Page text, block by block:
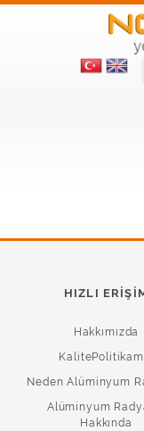
HIZLI
Hakkımızda
Neden Alüminyum
Alüminyum
Hakkında